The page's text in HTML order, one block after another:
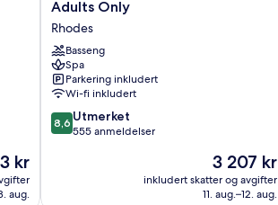
kr
aug.
&
All
Suites
-
Adults
Only
Rhodes
Adults Only
Rhodes
Basseng
Spa
Parkering inkludert
Wi-fi inkludert
8.6
av
8,6 Utmerket
555 anmeldelser
Prisen
er
3 207 kr
3 207 kr
inkludert skatter og avgifter
11. aug.–12. aug.